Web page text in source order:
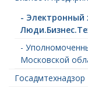
- Электронный
-
Московской
Госадмтехнадзор